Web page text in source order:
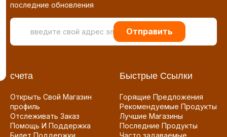
последние обновления
Отправить
счета
Открыть Свой Магазин
профиль
Отслеживать Заказ
Помощь И Поддержка
Билет Поддержки
Быстрые Ссылки
Горящие Предложения
Рекомендуемые Продукты
Лучшие Магазины
Последние Продукты
Часто задаваемые